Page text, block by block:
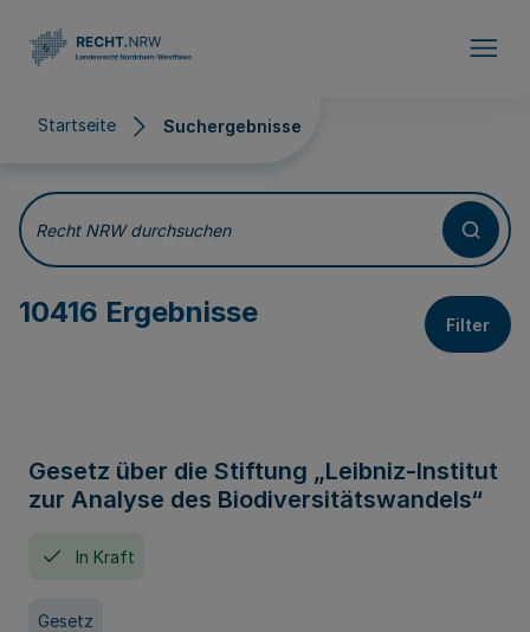
Startseite Suchergebnisse
Suchergebnisse
Recht NRW durchsuchen
10416 Ergebnisse Filter
Gesetz über die Stiftung „Leibniz-Institut
zur Analyse des Biodiversitätswandels“
In Kraft
Gesetz